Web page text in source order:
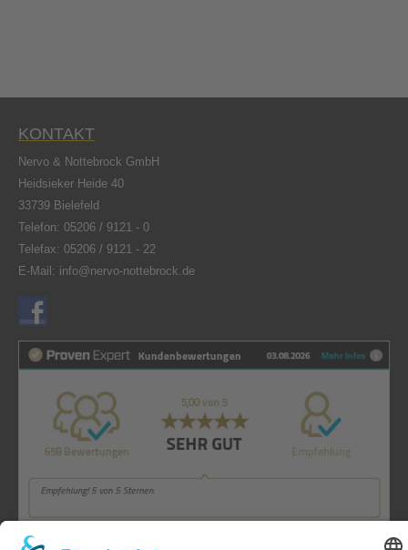
KONTAKT
Nervo & Nottebrock GmbH
Heidsieker Heide 40
33739 Bielefeld
Telefon: 05206 / 9121 - 0
Telefax: 05206 / 9121 - 22
E-Mail: info@nervo-nottebrock.de